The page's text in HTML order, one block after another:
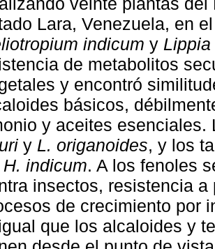
Lara, Venezuela, en
indicum y
de metabolitos
y encontró
básicos,
y aceites
y L. origanoides, y los
H. indicum. A los fenoles
insectos, resistencia
de crecimiento por
que los alcaloides y